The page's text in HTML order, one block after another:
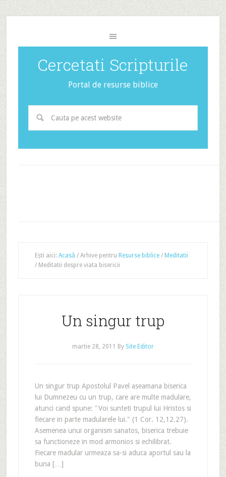
Cercetati Scripturile
Portal de resurse biblice
Ești aici: Acasă /Arhive pentru Resurse biblice / Meditatii
/Meditatii despre viata bisericii
Un singur trup
martie 28, 2011 By Site Editor
Un singur trup Apostolul Pavel aseamana biserica
lui Dumnezeu cu un trup, care are multe madulare,
atunci cand spune: "Voi sunteti trupul lui Hristos si
fiecare in parte madularele lui." (1 Cor. 12,12.27).
Asemenea unui organism sanatos, biserica trebuie
sa functioneze in mod armonios si echilibrat.
Fiecare madular urmeaza sa-si aduca aportul sau la
buna […]